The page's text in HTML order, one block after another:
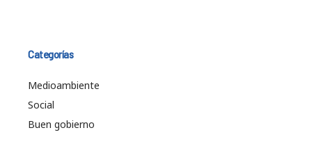
Categorías
Medioambiente
Social
Buen gobierno